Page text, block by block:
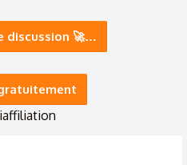
toujours à lui ?
discussion 🚀…